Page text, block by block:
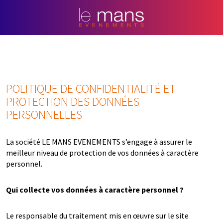
POLITIQUE DE CONFIDENTIALITÉ ET
PROTECTION DES DONNÉES
PERSONNELLES
La société LE MANS EVENEMENTS s’engage à assurer le
meilleur niveau de protection de vos données à caractère
personnel.
Qui collecte vos données à caractère personnel ?
Le responsable du traitement mis en œuvre sur le site